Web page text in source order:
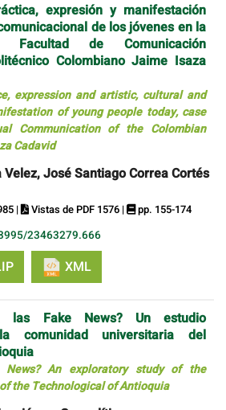
expresión y manifestación
de los jóvenes en la
Facultad de Comunicación
Colombiano Jaime Isaza
expression and artistic, cultural and
of young people today, case
Communication of the Colombian
Cadavid
José Santiago Correa Cortés
| Vistas de PDF 1576 | pp. 155-174
23463279.666
XML
las Fake News? Un estudio
comunidad universitaria del
An exploratory study of the
the Technological of Antioquia